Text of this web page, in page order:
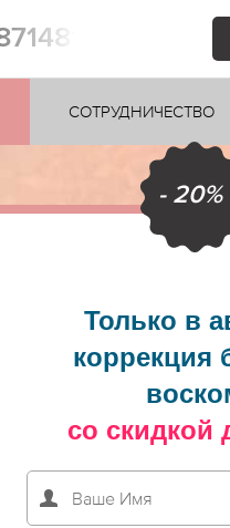
СОТРУДНИЧЕСТВО
- 20%
Только в
коррекция
со скидкой